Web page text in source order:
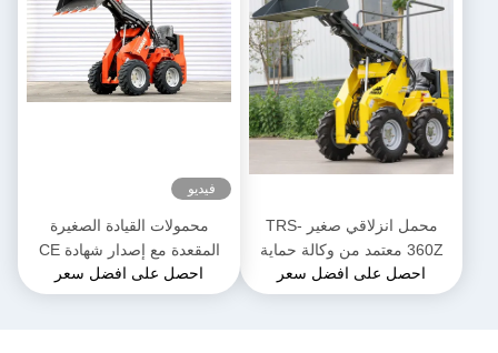
محمل انزلاقي صغير TRS-
360Z معتمد من وكالة حماية
البيئة (EPA) محمل صغير يعمل
بالديزل خيارات ألوان متعددة
احصل على افضل سعر
فيديو
محمولات القيادة الصغيرة
المقعدة مع إصدار شهادة CE
EURO 5
احصل على افضل سعر